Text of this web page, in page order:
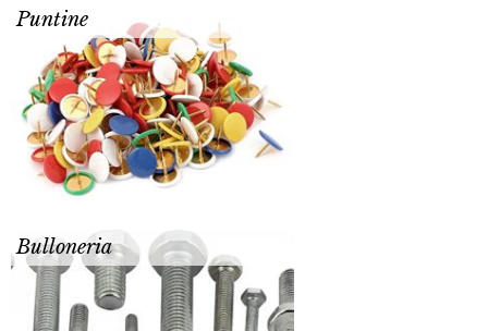
Puntine
Bulloneria